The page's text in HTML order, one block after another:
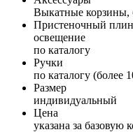
Выкатные корзины,
Пристеночный
освещение
по каталогу
Ручки
по каталогу (более
Размер
индивидуальный
Цена
указана за базовую